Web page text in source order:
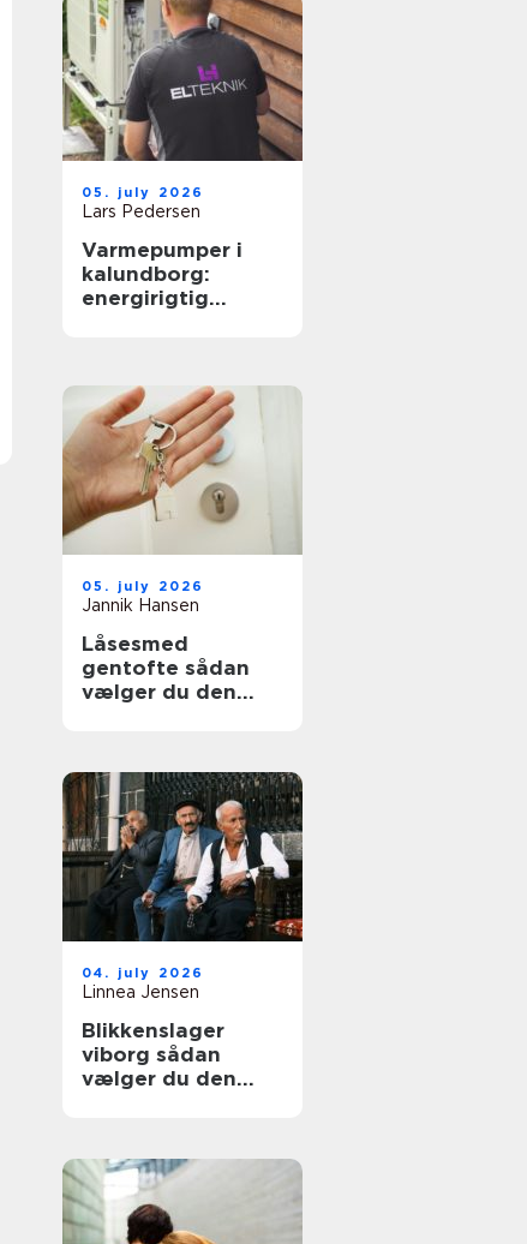
05. july 2026
Lars Pedersen
Varmepumper i
kalundborg:
energirigtig
05. july 2026
Jannik Hansen
Låsesmed
gentofte sådan
vælger du den
04. july 2026
Linnea Jensen
Blikkenslager
viborg sådan
vælger du den